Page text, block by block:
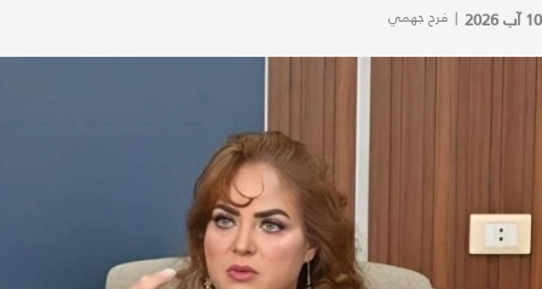
10 آب 2026 | فرح جهمي